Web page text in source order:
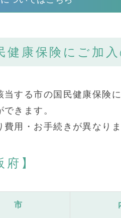
健康保険にご加
当する市の国民健康保険
できます。
費用・お手続きが異なり
府】
市